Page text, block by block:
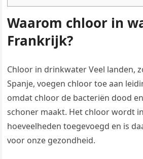
Waarom chloor in
Frankrijk?
Chloor in drinkwater Veel landen,
Spanje, voegen chloor toe aan
omdat chloor de bacteriën dood
schoner maakt. Het chloor wordt
hoeveelheden toegevoegd en is
voor onze gezondheid.